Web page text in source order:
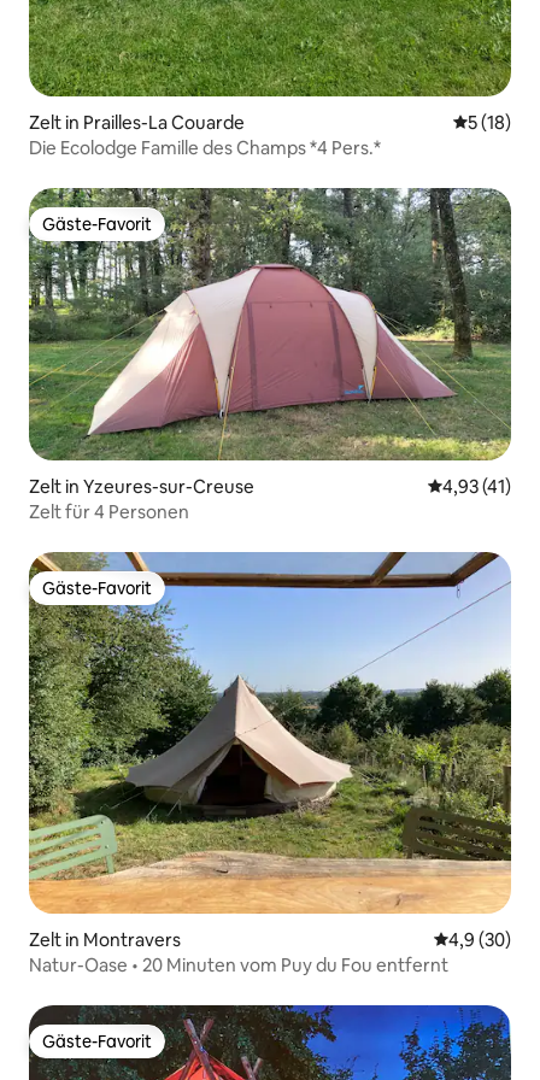
Zelt in Prailles-La Couarde
5 (18)
Die Ecolodge Famille des Champs *4 Pers.*
Gäste-Favorit
Gäste-Favorit
Zelt in Yzeures-sur-Creuse
4,93 (41)
Zelt für 4 Personen
Gäste-Favorit
Gäste-Favorit
Zelt in Montravers
4,9 (30)
Natur-Oase • 20 Minuten vom Puy du Fou entfernt
Gäste-Favorit
Gäste-Favorit